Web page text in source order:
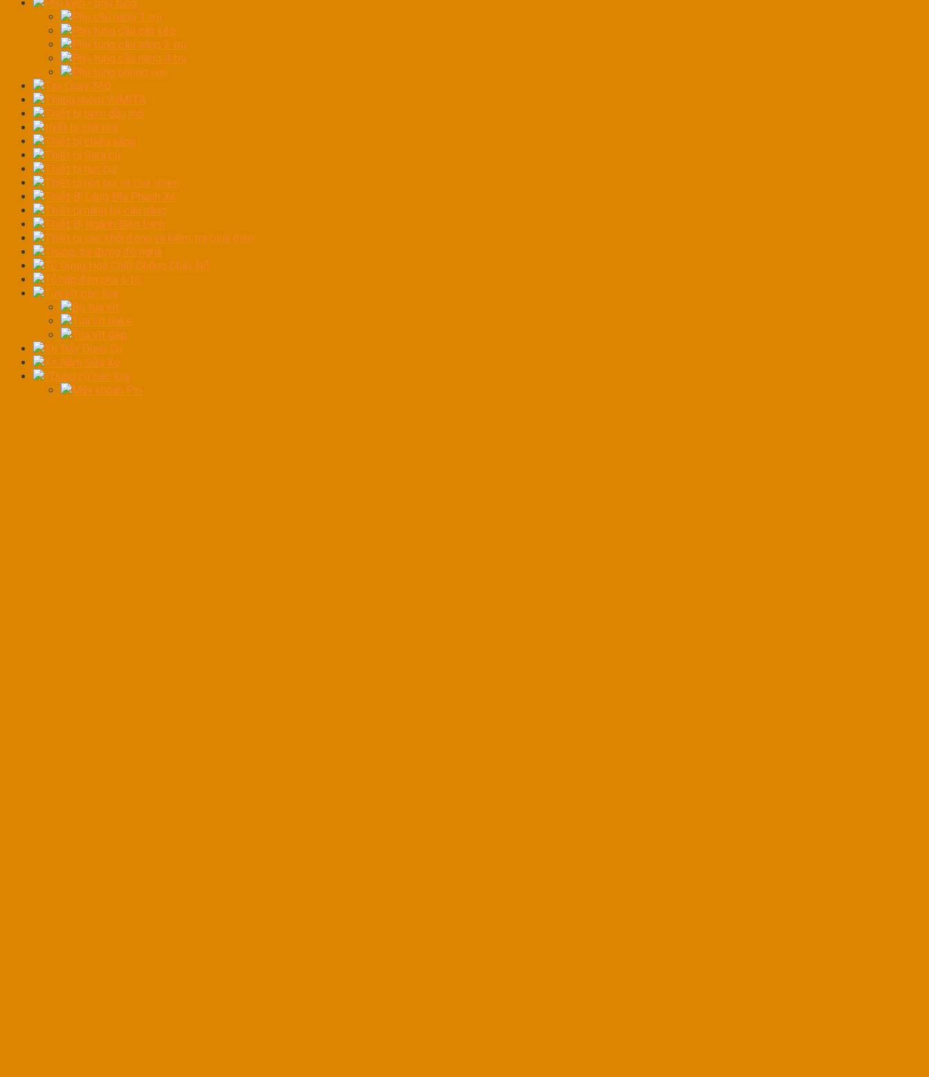
Phụ kiện - phụ tùng
Phụ cầu nâng 1 trụ
Phụ tùng cầu cắt kéo
Phụ tùng cầu nâng 2 trụ
Phụ tùng cầu nâng 4 trụ
Phụ tùng phòng sơn
Tay Quay 360
Thang nhôm YUMITA
Thiết bị bơm dầu mỡ
thiết bị chà nhá
Thiết bị chiếu sáng
Thiết bị Gara cũ
Thiết bị hút bụi
Thiết bị hút bụi và chà nhám
Thiết Bị Láng Đĩa Phanh Xe
Thiết bị nâng hạ cầu nâng
Thiết Bị Ngành Điện Lạnh
Thiết bị sạc khởi động và kiểm tra bình điện
Thùng, túi đựng đồ nghề
Tủ Đựng Hóa Chất Chống Cháy Nổ
Tủ hấp đèn pha ô tô
Tua vít các loại
Bộ tua vít
Tua vít bake
Tua vít dẹp
Xe Đẩy Dụng Cụ
Xe Nằm Sửa Xe
YDụng cụ các loại
Máy khoan Pin